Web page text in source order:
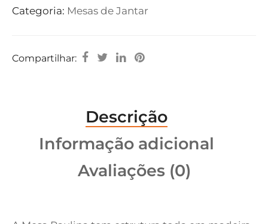
Categoria: Mesas de Jantar
Compartilhar:
Descrição
Informação adicional
Avaliações (0)